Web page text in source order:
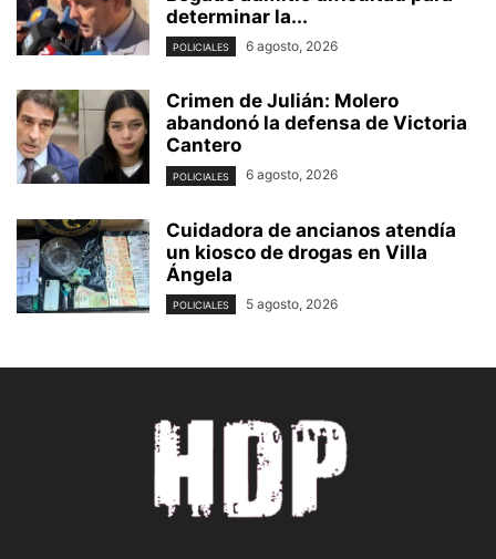
determinar la...
POLICIALES 6 agosto, 2026
Crimen de Julián: Molero
abandonó la defensa de Victoria
Cantero
POLICIALES 6 agosto, 2026
Cuidadora de ancianos atendía
un kiosco de drogas en Villa
Ángela
POLICIALES 5 agosto, 2026